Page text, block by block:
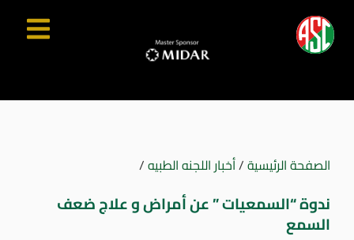
الصفحة الرئيسية/أخبار اللجنه الطبيه/
ندوة “السمعيات ” عن أمراض و علاج ضعف
السمع